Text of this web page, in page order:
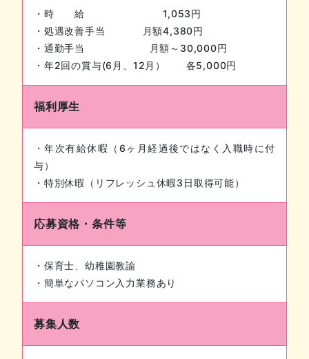
・時 給 1,053円
・処遇改善手当 月額4,380円
・通勤手当 月額～30,000円
・年2回の賞与(6月、12月） 各5,000円
福利厚生
・年次有給休暇（6ヶ月経過後ではなく入職時に付
与）
・特別休暇（リフレッシュ休暇3日取得可能）
応募資格・条件等
・保育士、幼稚園教諭
・簡単なパソコン入力業務あり
募集人数